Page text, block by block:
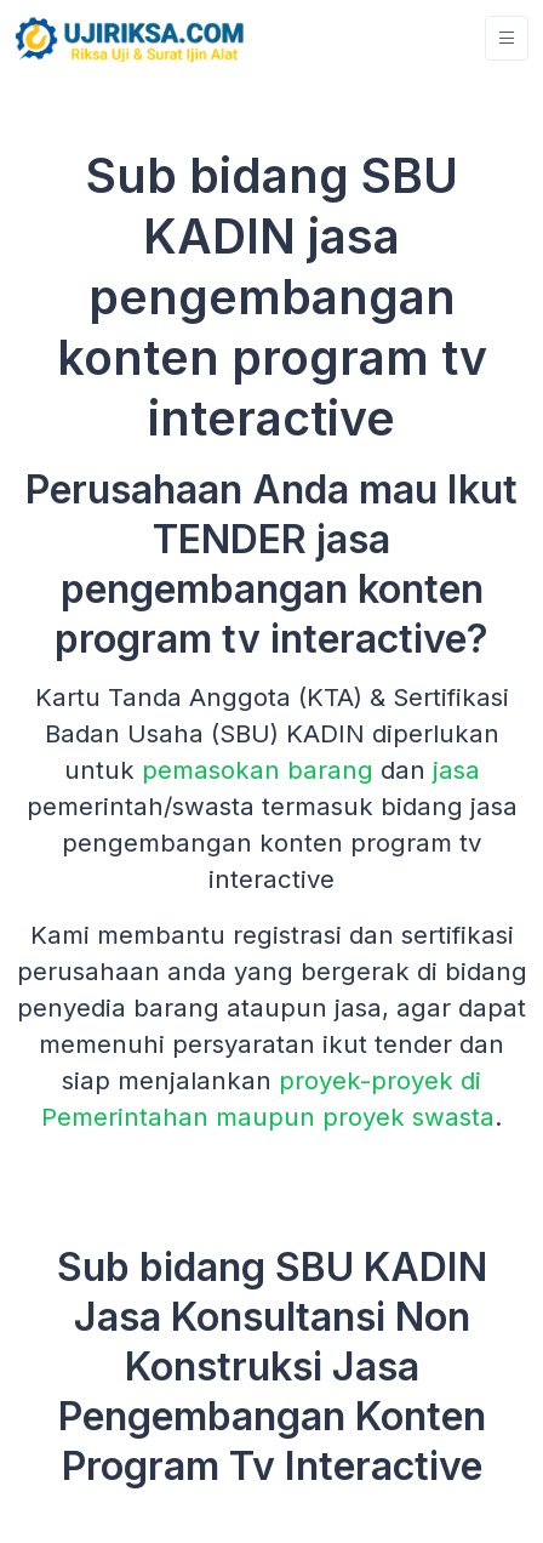
Sub bidang SBU
KADIN jasa
pengembangan
konten program tv
interactive
Perusahaan Anda mau Ikut
TENDER jasa
pengembangan konten
program tv interactive?
Kartu Tanda Anggota (KTA) & Sertifikasi
Badan Usaha (SBU) KADIN diperlukan
untuk pemasokan barang dan jasa
pemerintah/swasta termasuk bidang jasa
pengembangan konten program tv
interactive
Kami membantu registrasi dan sertifikasi
perusahaan anda yang bergerak di bidang
penyedia barang ataupun jasa, agar dapat
memenuhi persyaratan ikut tender dan
siap menjalankan proyek-proyek di
Pemerintahan maupun proyek swasta.
Sub bidang SBU KADIN
Jasa Konsultansi Non
Konstruksi Jasa
Pengembangan Konten
Program Tv Interactive